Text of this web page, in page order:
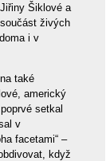
Šiklové a
živých
i v
také
americký
setkal
v
facetami“ –
když